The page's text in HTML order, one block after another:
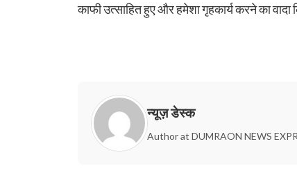
काफी उत्साहित हुए और हमेशा गृहकार्य करने का वादा
न्यूज़ डेस्क
Author at DUMRAON NEWS